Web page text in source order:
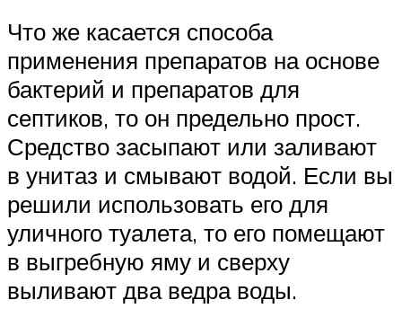
Что же касается способа
применения препаратов на основе
бактерий и препаратов для
септиков, то он предельно прост.
Средство засыпают или заливают
в унитаз и смывают водой. Если вы
решили использовать его для
уличного туалета, то его помещают
в выгребную яму и сверху
выливают два ведра воды.